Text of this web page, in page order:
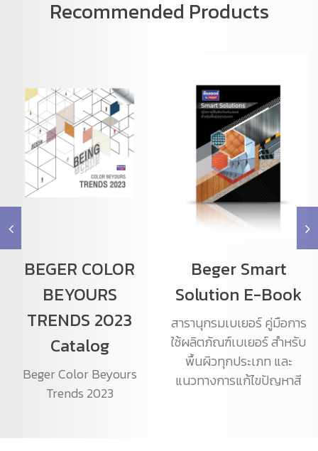
Recommended Products
BEGER COLOR
BEYOURS
TRENDS 2023
Catalog
Beger Color Beyours
Trends 2023
Beger Smart
Solution E-Book
สารานุกรมเบเยอร์ คู่มือการ
ใช้ผลิตภัณฑ์เบเยอร์ สำหรับ
พื้นผิวทุกประเภท และ
แนวทางการแก้ไขปัญหาสี